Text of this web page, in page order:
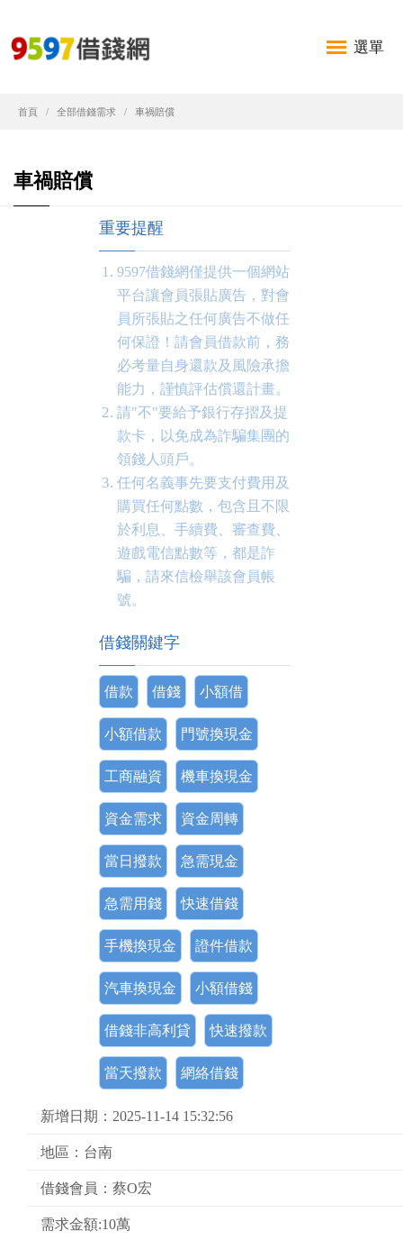
選單
首頁 全部借錢需求 車禍賠償
車禍賠償
重要提醒
9597借錢網僅提供一個網站
平台讓會員張貼廣告，對會
員所張貼之任何廣告不做任
何保證！請會員借款前，務
必考量自身還款及風險承擔
能力，謹慎評估償還計畫。
請"不"要給予銀行存摺及提
款卡，以免成為詐騙集團的
領錢人頭戶。
任何名義事先要支付費用及
購買任何點數，包含且不限
於利息、手續費、審查費、
遊戲電信點數等，都是詐
騙，請來信檢舉該會員帳
號。
借錢關鍵字
借款 借錢 小額借
小額借款 門號換現金
工商融資 機車換現金
資金需求 資金周轉
當日撥款 急需現金
急需用錢 快速借錢
手機換現金 證件借款
汽車換現金 小額借錢
借錢非高利貸 快速撥款
當天撥款 網絡借錢
新增日期：2025-11-14 15:32:56
地區：台南
借錢會員：蔡O宏
需求金額:10萬